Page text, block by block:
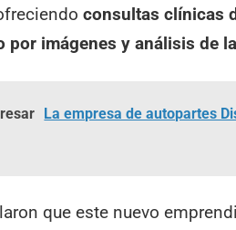
consultas clínicas
por imágenes y análisis de
La empresa de autopartes
que este nuevo